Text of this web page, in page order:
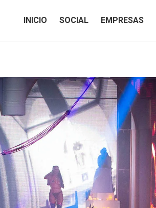
INICIO SOCIAL EMPRESAS
INICIO SOCIAL EMPRESAS